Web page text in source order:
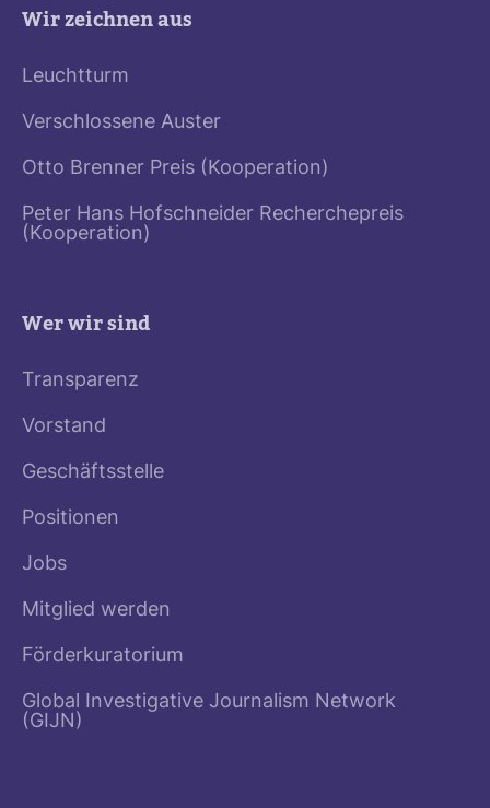
Wir zeichnen aus
Leuchtturm
Verschlossene Auster
Otto Brenner Preis (Kooperation)
Peter Hans Hofschneider Recherchepreis
(Kooperation)
Wer wir sind
Transparenz
Vorstand
Geschäftsstelle
Positionen
Jobs
Mitglied werden
Förderkuratorium
Global Investigative Journalism Network
(GIJN)